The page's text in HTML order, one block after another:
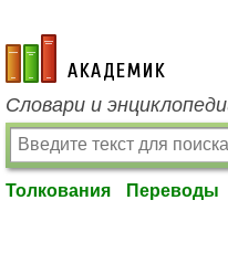
academic.ru
Словари и
Толкования Переводы